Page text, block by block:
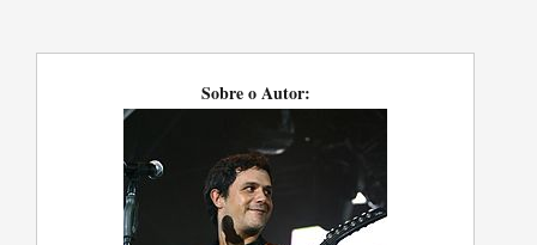
Sobre o Autor: